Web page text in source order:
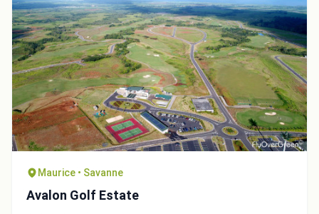
Maurice • Savanne
Avalon Golf Estate